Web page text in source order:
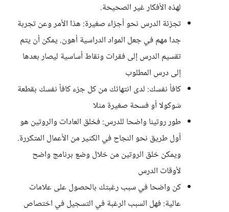
لهذه الأفكار غير الصحيحة.
تجزئة الدرس نحو أجزاء صغيرة: هذا الأمر وعن تجربة
جدا مهم في جعل المواد الدراسية أهون. يمكن أن يتم
تقسيم الدرس إلى فقرات ونقاط أساسية ليصار بعدها
إلى درس المطلوب
كافأ نفسك: لدى انتهائك من كل جزء كافأ نفسك بقطعة
شوكولا أو فسحة صغيرة مثلا
طور روتينا واضحا للدرس: فخلق العادات والروتين هو
أول طريق نحو النجاح في الكثير من الأعمال المتكررة.
ويمكن خلق الروتين من خلال وضع برنامج واضح
لأوقات الدرس
كن واضحا في سبب رغبتك بالحصول على علامات
عالية: فهل السبب الرغبة في التسجيل في اختصاص